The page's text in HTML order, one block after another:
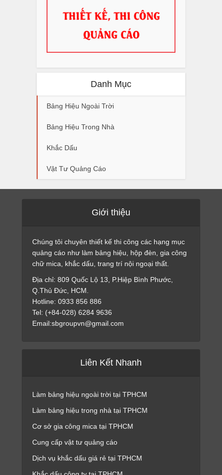
Danh Mục
Bảng Hiệu Ngoài Trời
Bảng Hiệu Trong Nhà
Khắc Dấu
Vật Tư Quảng Cáo
Giới thiệu
Chúng tôi chuyên thiết kế thi công các hạng mục
quảng cáo như làm bảng hiệu, hộp đèn, gia công
chữ mica, khắc dấu, trang trí nội ngoại thất.
Địa chỉ: 809 Quốc Lộ 13, P.Hiệp Bình Phước,
Q.Thủ Đức, HCM.
Hotline: 0933 856 886
Tel: (+84-028) 6284 9636
Email:sbgroupvn@gmail.com
Liên Kết Nhanh
Làm bảng hiệu ngoài trời tại TPHCM
Làm bảng hiệu trong nhà tại TPHCM
Cơ sở gia công mica tại TPHCM
Cung cấp vật tư quảng cáo
Dịch vụ khắc dấu giá rẻ tại TPHCM